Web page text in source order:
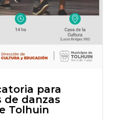
para
de danzas
Tolhuin